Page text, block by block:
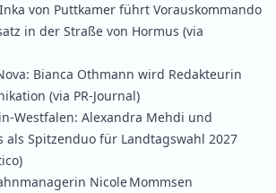
Inka von Puttkamer führt Vorauskommando
in der Straße von Hormus (via
Bianca Othmann wird Redakteurin
(via PR‑Journal)
Alexandra Mehdi und
als Spitzenduo für Landtagswahl 2027
Nicole Mommsen